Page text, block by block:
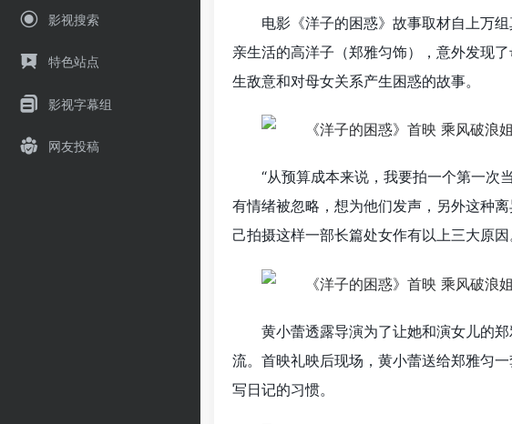
影视搜索
特色站点
影视字幕组
网友投稿
电影《洋子的困惑》故事取材自上万
亲生活的高洋子（郑雅匀饰），意外发现
生敌意和对母女关系产生困惑的故事。
“从预算成本来说，我要拍一个第一次
有情绪被忽略，想为他们发声，另外这种
己拍摄这样一部长篇处女作有以上三大原
黄小蕾透露导演为了让她和演女儿的
流。首映礼映后现场，黄小蕾送给郑雅匀
写日记的习惯。